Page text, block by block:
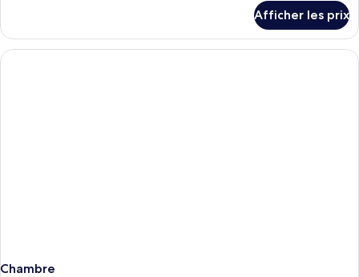
Chambre
supérieure
Afficher les prix
Chambre